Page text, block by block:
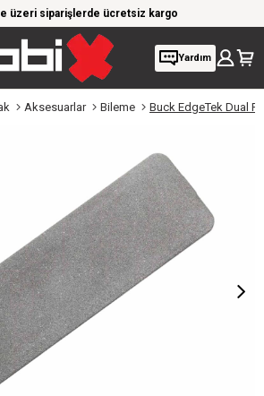
üzeri siparişlerde ücretsiz kargo
Yardım
Aksesuarlar Bileme Buck EdgeTek Dual